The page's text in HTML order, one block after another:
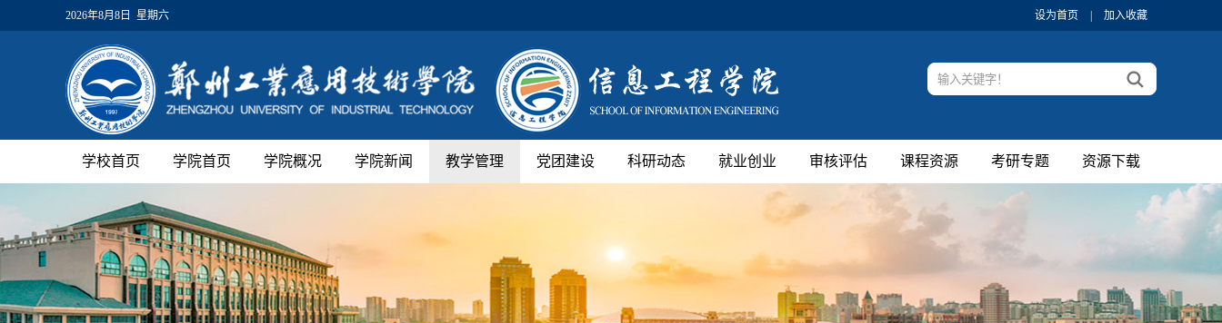
2026年8月8日 星期六 设为首页 加入收藏
学校首页 学院首页 学院概况 学院新闻 教学管理 党团建设 科研动态 就业创业 审核评估 课程资源 考研专题 资源下载